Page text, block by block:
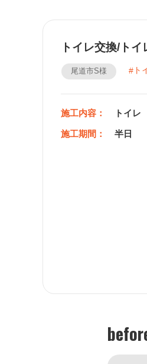
トイレ交換/ト
尾道市S様 ト
施工内容： トイレ
施工期間： 半日